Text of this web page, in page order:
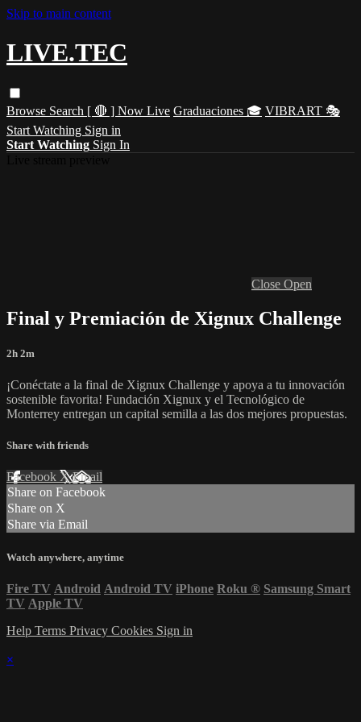
Skip to main content
LIVE.TEC
Browse Search [ 🔴 ] Now Live Graduaciones 🎓 VIBRART 🎭
Start Watching Sign in
Start Watching Sign In
Close Open
Final y Premiación de Xignux Challenge
2h 2m
¡Conéctate a la final de Xignux Challenge y apoya a tu innovación
sostenible favorita! Fundación Xignux y el Tecnológico de
Monterrey entregan un capital semilla a las dos mejores propuestas.
Share with friends
Facebook XEmail
Share on Facebook
Share on X
Share via Email
Watch anywhere, anytime
Fire TV Android Android TV iPhone Roku ® Samsung Smart
TV Apple TV
Help Terms Privacy Cookies Sign in
×